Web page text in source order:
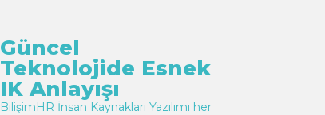
Güncel
Teknolojide Esnek
IK Anlayışı
BilişimHR İnsan Kaynakları Yazılımı her